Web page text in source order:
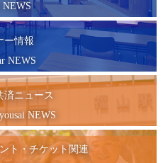
NEWS
ー情報
NEWS
済ニュース
NEWS
ト・チケット関連